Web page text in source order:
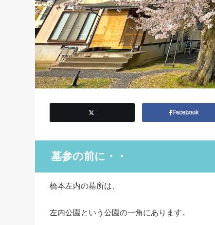
Facebook
墓参の前に・・
橋本左内の墓所は、
左内公園という公園の一角にあります。